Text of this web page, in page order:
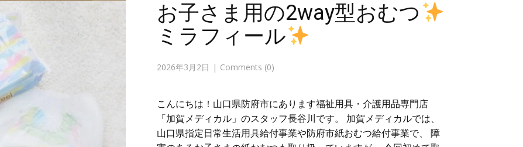
お子さま用の2way型おむつ
ミラフィール
2026年3月2日 Comments (0)
こんにちは！山口県防府市にあります福祉用具・介護用品専門店
「加賀メディカル」のスタッフ長谷川です。 加賀メディカルでは、
山口県指定日常生活用具給付事業や防府市紙おむつ給付事業で、 障